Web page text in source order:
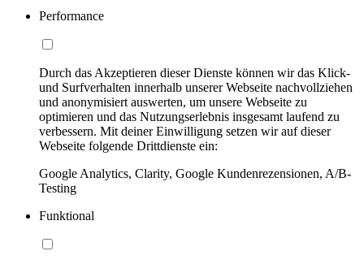
Performance
Durch das Akzeptieren dieser Dienste können wir das Klick-
und Surfverhalten innerhalb unserer Webseite nachvollziehen
und anonymisiert auswerten, um unsere Webseite zu
optimieren und das Nutzungserlebnis insgesamt laufend zu
verbessern. Mit deiner Einwilligung setzen wir auf dieser
Webseite folgende Drittdienste ein:
Google Analytics, Clarity, Google Kundenrezensionen, A/B-
Testing
Funktional